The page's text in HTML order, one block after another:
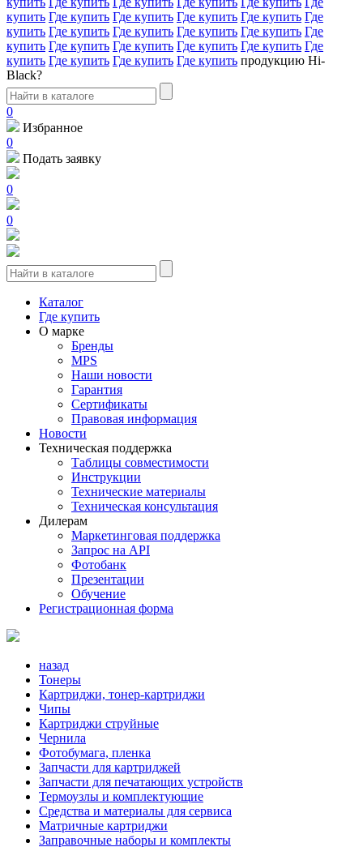
купить Где купить Где купить Где купить Где купить Где
купить Где купить Где купить Где купить Где купить Где
купить Где купить Где купить Где купить Где купить Где
купить Где купить Где купить Где купить продукцию Hi-
Black?
0
Избранное
0
Подать заявку
0
0
Каталог
Где купить
О марке
Бренды
MPS
Наши новости
Гарантия
Сертификаты
Правовая информация
Новости
Техническая поддержка
Таблицы совместимости
Инструкции
Технические материалы
Техническая консультация
Дилерам
Маркетинговая поддержка
Запрос на API
Фотобанк
Презентации
Обучение
Регистрационная форма
назад
Тонеры
Картриджи, тонер-картриджи
Чипы
Картриджи струйные
Чернила
Фотобумага, пленка
Запчасти для картриджей
Запчасти для печатающих устройств
Термоузлы и комплектующие
Средства и материалы для сервиса
Матричные картриджи
Заправочные наборы и комплекты